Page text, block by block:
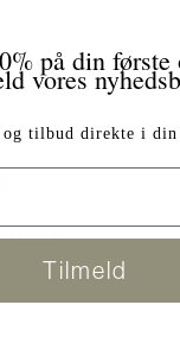
Lopez
på din første
vores
og tilbud direkte i din
Tilmeld